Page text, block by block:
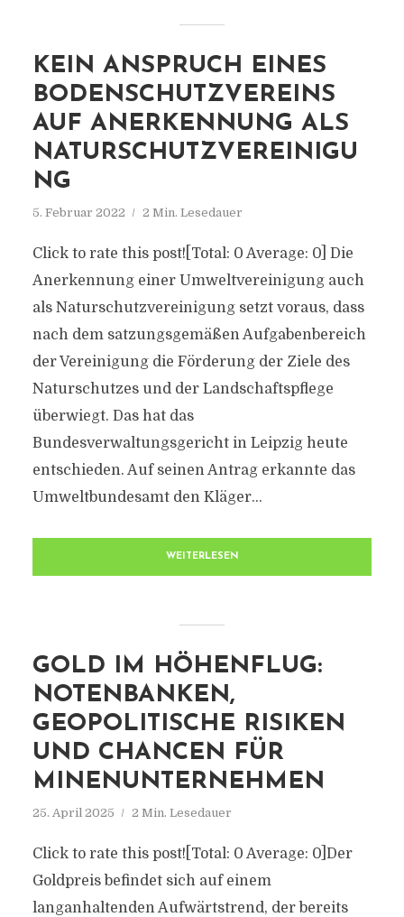
KEIN ANSPRUCH EINES
BODENSCHUTZVEREINS
AUF ANERKENNUNG ALS
NATURSCHUTZVEREINIGU
NG
5. Februar 2022 2 Min. Lesedauer
Click to rate this post![Total: 0 Average: 0] Die
Anerkennung einer Umweltvereinigung auch
als Naturschutzvereinigung setzt voraus, dass
nach dem satzungsgemäßen Aufgabenbereich
der Vereinigung die Förderung der Ziele des
Naturschutzes und der Landschaftspflege
überwiegt. Das hat das
Bundesverwaltungsgericht in Leipzig heute
entschieden. Auf seinen Antrag erkannte das
Umweltbundesamt den Kläger...
WEITERLESEN
GOLD IM HÖHENFLUG:
NOTENBANKEN,
GEOPOLITISCHE RISIKEN
UND CHANCEN FÜR
MINENUNTERNEHMEN
25. April 2025 2 Min. Lesedauer
Click to rate this post![Total: 0 Average: 0]Der
Goldpreis befindet sich auf einem
langanhaltenden Aufwärtstrend, der bereits